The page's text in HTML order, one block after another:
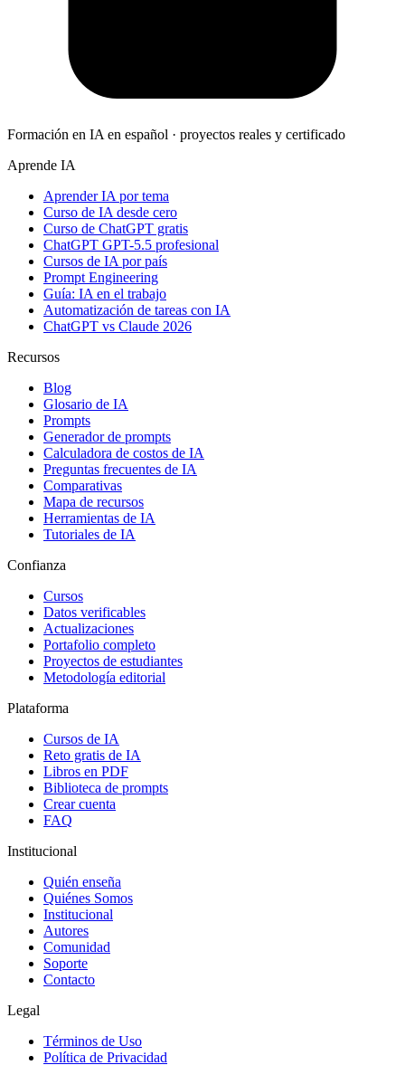
Formación en IA en español · proyectos reales y certificado
Aprende IA
Aprender IA por tema
Curso de IA desde cero
Curso de ChatGPT gratis
ChatGPT GPT-5.5 profesional
Cursos de IA por país
Prompt Engineering
Guía: IA en el trabajo
Automatización de tareas con IA
ChatGPT vs Claude 2026
Recursos
Blog
Glosario de IA
Prompts
Generador de prompts
Calculadora de costos de IA
Preguntas frecuentes de IA
Comparativas
Mapa de recursos
Herramientas de IA
Tutoriales de IA
Confianza
Cursos
Datos verificables
Actualizaciones
Portafolio completo
Proyectos de estudiantes
Metodología editorial
Plataforma
Cursos de IA
Reto gratis de IA
Libros en PDF
Biblioteca de prompts
Crear cuenta
FAQ
Institucional
Quién enseña
Quiénes Somos
Institucional
Autores
Comunidad
Soporte
Contacto
Legal
Términos de Uso
Política de Privacidad